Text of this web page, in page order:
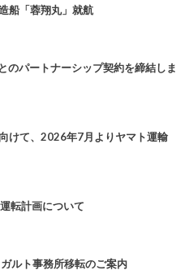
船「蓉翔丸」就航
のパートナーシップ契約を締結しま
けて、2026年7月よりヤマト運輸
転計画について
ルト事務所移転のご案内